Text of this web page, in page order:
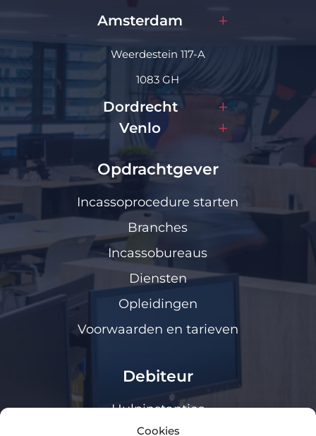
Cookies
Amsterdam
Weerdestein 117-A
1083 GH
Dordrecht
Venlo
Opdrachtgever
Incassoprocedure starten
Branches
Incassobureaus
Diensten
Opleidingen
Voorwaarden en tarieven
Debiteur
Hulpinstanties